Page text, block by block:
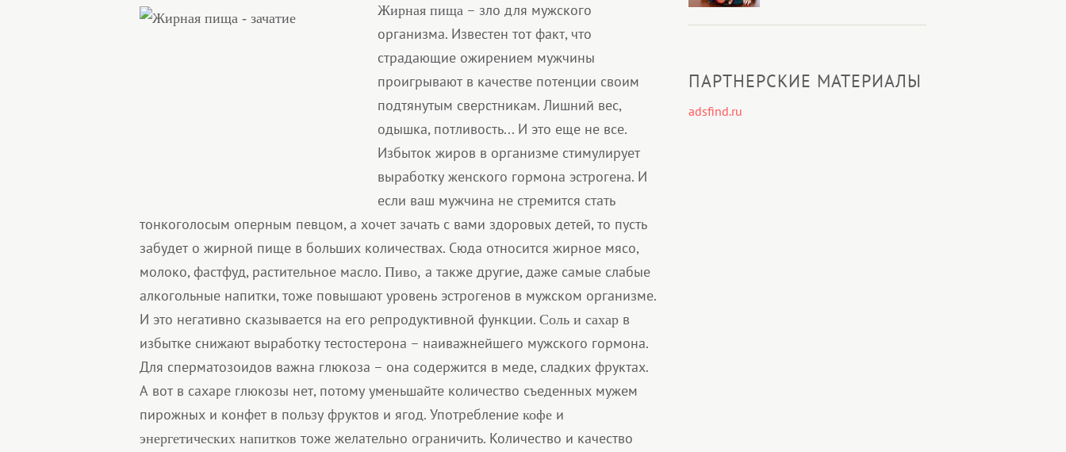
ПАРТНЕРСКИЕ МАТЕРИАЛЫ
adsfind.ru
Жирная пища – зло для мужского
организма. Известен тот факт, что
страдающие ожирением мужчины
проигрывают в качестве потенции своим
подтянутым сверстникам. Лишний вес,
одышка, потливость... И это еще не все.
Избыток жиров в организме стимулирует
выработку женского гормона эстрогена. И
если ваш мужчина не стремится стать
тонкоголосым оперным певцом, а хочет зачать с вами здоровых детей, то пусть
забудет о жирной пище в больших количествах. Сюда относится жирное мясо,
молоко, фастфуд, растительное масло. Пиво, а также другие, даже самые слабые
алкогольные напитки, тоже повышают уровень эстрогенов в мужском организме.
И это негативно сказывается на его репродуктивной функции. Соль и сахар в
избытке снижают выработку тестостерона – наиважнейшего мужского гормона.
Для сперматозоидов важна глюкоза – она содержится в меде, сладких фруктах.
А вот в сахаре глюкозы нет, потому уменьшайте количество съеденных мужем
пирожных и конфет в пользу фруктов и ягод. Употребление кофе и
энергетических напитков тоже желательно ограничить. Количество и качество